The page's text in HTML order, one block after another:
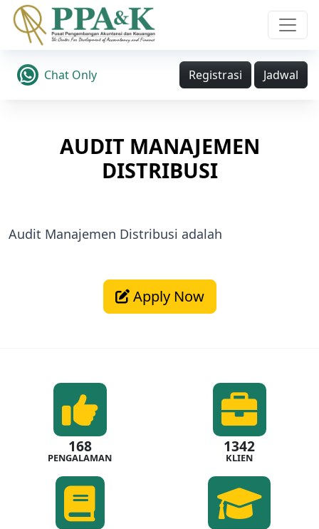
Chat Only Registrasi Jadwal
AUDIT MANAJEMEN
DISTRIBUSI
Audit Manajemen Distribusi adalah
Apply Now
168
PENGALAMAN
1342
KLIEN